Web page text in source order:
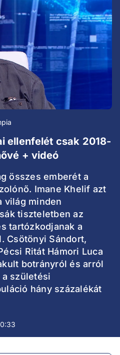
ellenfelét csak 2018-
+ videó
összes emberét a
Imane Khelif azt
világ minden
tiszteletben az
tartózkodjanak a
Csötönyi Sándort,
Ritát Hámori Luca
botrányról és arról
születési
hány százalékát